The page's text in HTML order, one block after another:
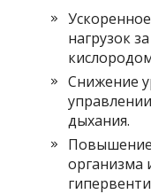
нагрузок
Снижение
дыхания.
организма